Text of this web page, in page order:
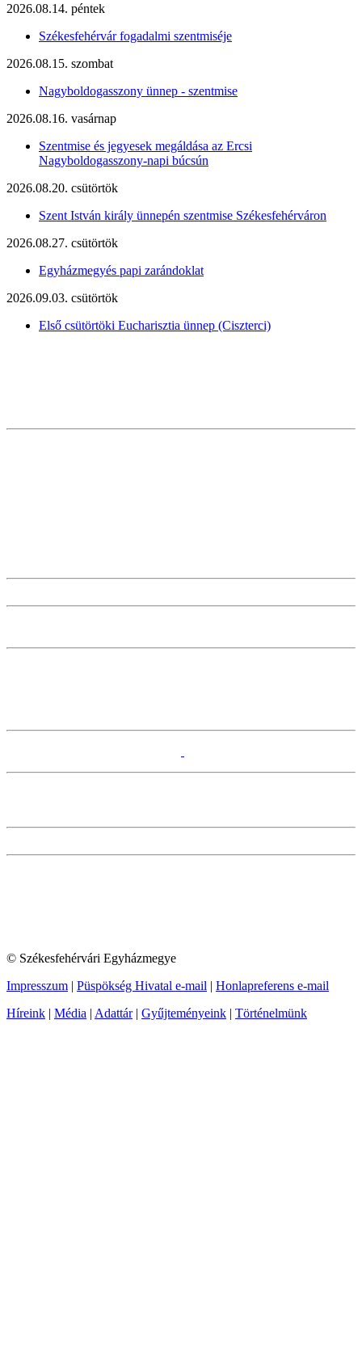
2026.08.14. péntek
Székesfehérvár fogadalmi szentmiséje
2026.08.15. szombat
Nagyboldogasszony ünnep - szentmise
2026.08.16. vasárnap
Szentmise és jegyesek megáldása az Ercsi
Nagyboldogasszony-napi búcsún
2026.08.20. csütörtök
Szent István király ünnepén szentmise Székesfehérváron
2026.08.27. csütörtök
Egyházmegyés papi zarándoklat
2026.09.03. csütörtök
Első csütörtöki Eucharisztia ünnep (Ciszterci)
© Székesfehérvári Egyházmegye
Impresszum | Püspökség Hivatal e-mail | Honlapreferens e-mail
Híreink | Média | Adattár| Gyűjteményeink | Történelmünk